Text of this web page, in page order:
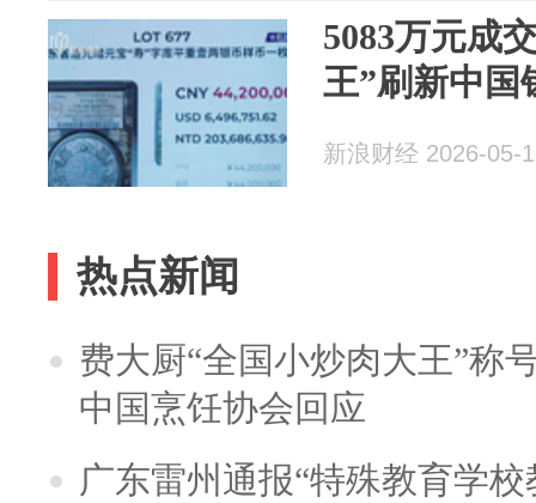
5083万元成
王”刷新中国
新浪财经 2026-05-
热点新闻
费大厨“全国小炒肉大王”称
中国烹饪协会回应
广东雷州通报“特殊教育学